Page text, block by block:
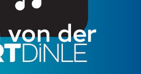
von der